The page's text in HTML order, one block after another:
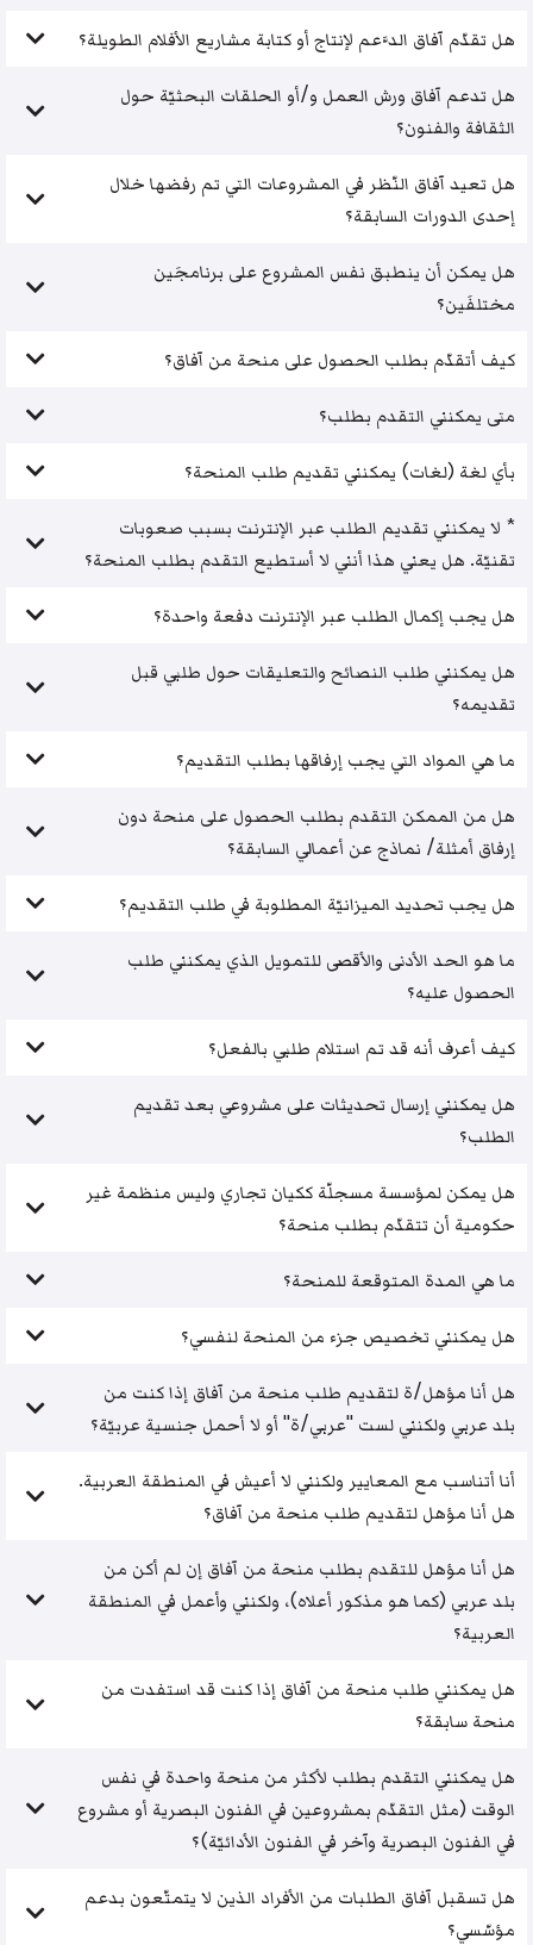
هل تقدّم آفاق الدَّعم لإنتاج أو كتابة مشاريع الأفلام الطويلة؟
هل تدعم آفاق ورش العمل و/أو الحلقات البحثيّة حول
الثقافة والفنون؟
هل تعيد آفاق النّظر في المشروعات التي تم رفضها خلال
إحدى الدورات السابقة؟
هل يمكن أن ينطبق نفس المشروع على برنامجَين
مختلفَين؟
كيف أتقدّم بطلب الحصول على منحة من آفاق؟
متى يمكنني التقدم بطلب؟
بأي لغة (لغات) يمكنني تقديم طلب المنحة؟
* لا يمكنني تقديم الطلب عبر الإنترنت بسبب صعوبات
تقنيّة. هل يعني هذا أنني لا أستطيع التقدم بطلب المنحة؟
هل يجب إكمال الطلب عبر الإنترنت دفعة واحدة؟
هل يمكنني طلب النصائح والتعليقات حول طلبي قبل
تقديمه؟
ما هي المواد التي يجب إرفاقها بطلب التقديم؟
هل من الممكن التقدم بطلب الحصول على منحة دون
إرفاق أمثلة/ نماذج عن أعمالي السابقة؟
هل يجب تحديد الميزانيّة المطلوبة في طلب التقديم؟
ما هو الحد الأدنى والأقصى للتمويل الذي يمكنني طلب
الحصول عليه؟
كيف أعرف أنه قد تم استلام طلبي بالفعل؟
هل يمكنني إرسال تحديثات على مشروعي بعد تقديم
الطلب؟
هل يمكن لمؤسسة مسجلّة ككيان تجاري وليس منظمة غير
حكومية أن تتقدّم بطلب منحة؟
ما هي المدة المتوقعة للمنحة؟
هل يمكنني تخصيص جزء من المنحة لنفسي؟
هل أنا مؤهل/ة لتقديم طلب منحة من آفاق إذا كنت من
بلد عربي ولكنني لست "عربي/ة" أو لا أحمل جنسية عربيّة؟
أنا أتناسب مع المعايير ولكنني لا أعيش في المنطقة العربية.
هل أنا مؤهل لتقديم طلب منحة من آفاق؟
هل أنا مؤهل للتقدم بطلب منحة من آفاق إن لم أكن من
بلد عربي (كما هو مذكور أعلاه)، ولكنني وأعمل في المنطقة
العربية؟
هل يمكنني طلب منحة من آفاق إذا كنت قد استفدت من
منحة سابقة؟
هل يمكنني التقدم بطلب لأكثر من منحة واحدة في نفس
الوقت (مثل التقدّم بمشروعين في الفنون البصرية أو مشروع
في الفنون البصرية وآخر في الفنون الأدائيّة)؟
هل تسقبل آفاق الطلبات من الأفراد الذين لا يتمتّعون بدعم
مؤسّسي؟